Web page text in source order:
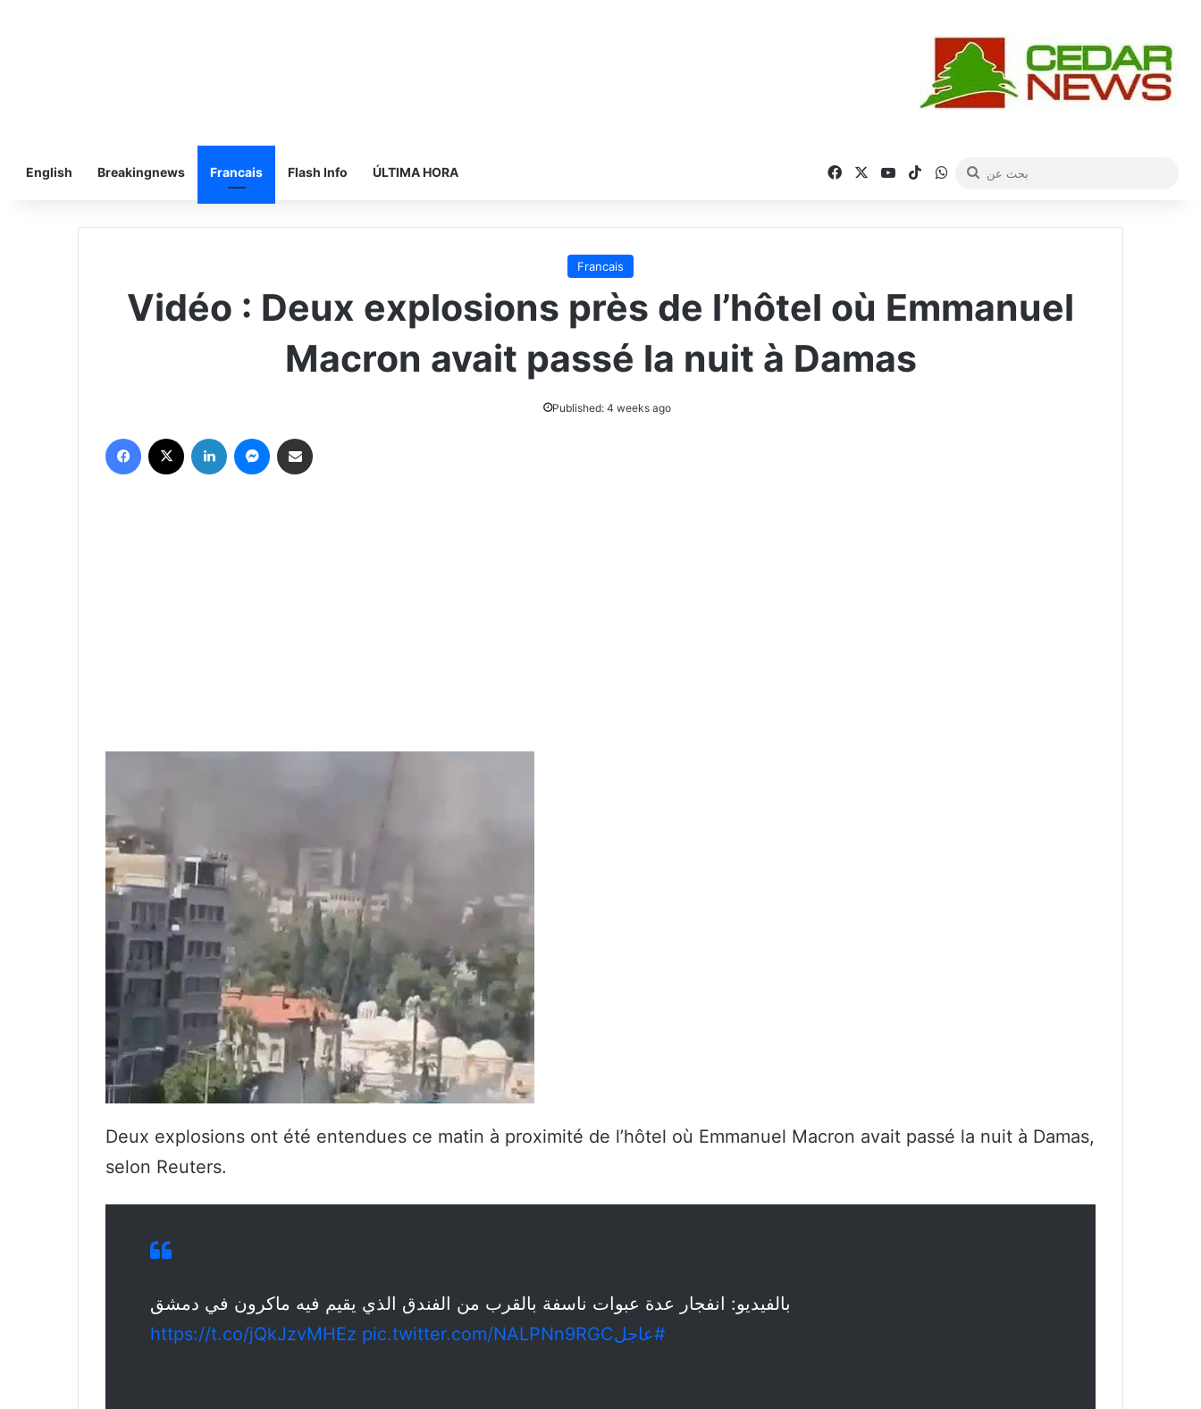
English Breakingnews Francais Flash Info ÚLTIMA HORA فيسبوك ‫YouTube
‫TikTokواتساببحث
Francais
Vidéo : Deux explosions près de l’hôtel où Emmanuel
Macron avait passé la nuit à Damas
Published: 4 weeks ago
فيسبوك لينكدإن ماسنجر مشاركة عبر البريد
Deux explosions ont été entendues ce matin à proximité de l’hôtel où Emmanuel Macron avait passé la nuit à Damas,
selon Reuters.
بالفيديو: انفجار عدة عبوات ناسفة بالقرب من الفندق الذي يقيم فيه ماكرون في دمشق
#عاجل
https://t.co/jQkJzvMHEz pic.twitter.com/NALPNn9RGC